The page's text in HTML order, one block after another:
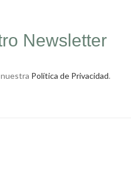
Newsletter
Política de Privacidad.